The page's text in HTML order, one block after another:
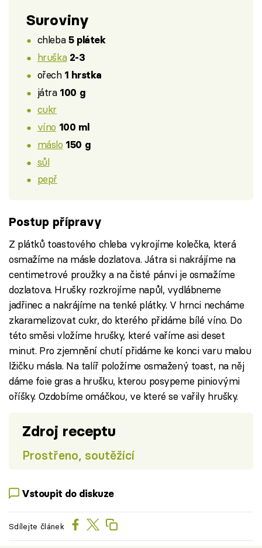
Suroviny
chleba 5 plátek
hruška 2-3
ořech 1 hrstka
játra 100 g
cukr
víno 100 ml
máslo 150 g
sůl
pepř
Postup přípravy
Z plátků toastového chleba vykrojíme kolečka, která
osmažíme na másle dozlatova. Játra si nakrájíme na
centimetrové proužky a na čisté pánvi je osmažíme
dozlatova. Hrušky rozkrojíme napůl, vydlábneme
jadřinec a nakrájíme na tenké plátky. V hrnci necháme
zkaramelizovat cukr, do kterého přidáme bílé víno. Do
této směsi vložíme hrušky, které vaříme asi deset
minut. Pro zjemnění chutí přidáme ke konci varu malou
lžičku másla. Na talíř položíme osmažený toast, na něj
dáme foie gras a hrušku, kterou posypeme piniovými
oříšky. Ozdobíme omáčkou, ve které se vařily hrušky.
Zdroj receptu
Prostřeno, soutěžící
Vstoupit do diskuze
Sdílejte článek